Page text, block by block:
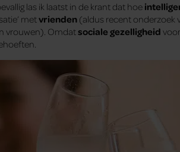
las ik laatst in de krant dat hoe
metvrienden (aldus recent onderzoek
vrouwen). Omdatsociale gezelligheid